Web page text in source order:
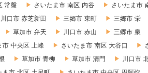
常盤 さいたま市 南区 内谷 さいたま市
川口市 赤芝新田 三郷市 東町
三郷市 栄
草加市 弁天 川口市 赤山 三郷市 泉
市 中央区 上峰 さいたま市 南区 大谷口
草加市 青柳 草加市 清門 川口市